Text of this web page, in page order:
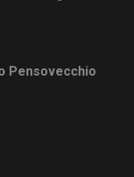
Pensovecchio